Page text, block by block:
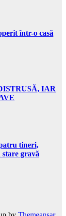
într-o casă
IAR
tineri,
gravă